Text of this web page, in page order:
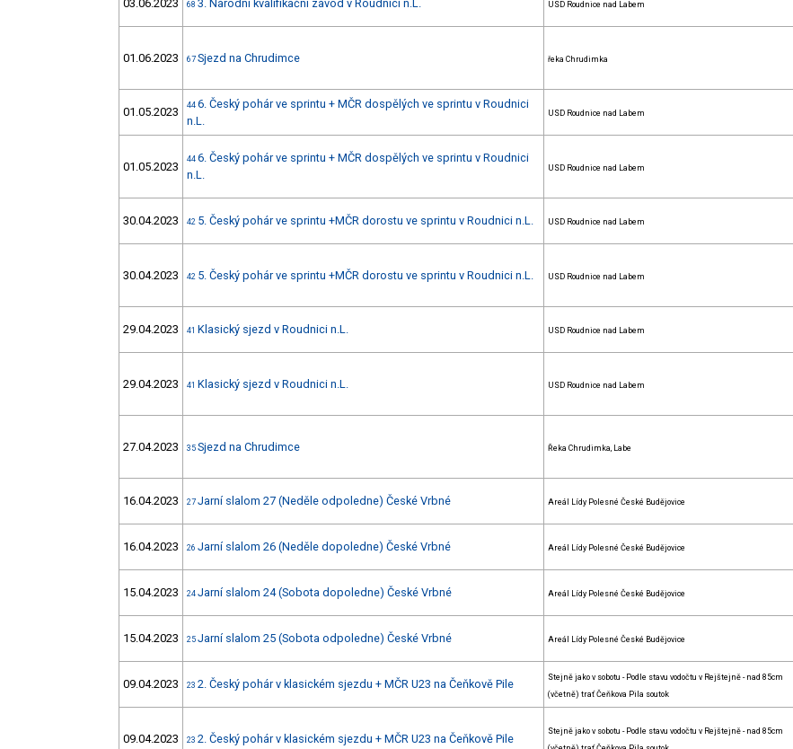
03.06.2023 68 3. Národní kvalifikační závod v Roudnici n.L. USD Roudnice nad Labem
01.06.2023 67 Sjezd na Chrudimce řeka Chrudimka
01.05.2023 44 6. Český pohár ve sprintu + MČR dospělých ve sprintu v Roudnici
n.L.
USD Roudnice nad Labem
01.05.2023
44 6. Český pohár ve sprintu + MČR dospělých ve sprintu v Roudnici
n.L.
USD Roudnice nad Labem
30.04.2023 42 5. Český pohár ve sprintu +MČR dorostu ve sprintu v Roudnici n.L. USD Roudnice nad Labem
30.04.2023 42 5. Český pohár ve sprintu +MČR dorostu ve sprintu v Roudnici n.L. USD Roudnice nad Labem
29.04.2023 41 Klasický sjezd v Roudnici n.L. USD Roudnice nad Labem
29.04.2023 41 Klasický sjezd v Roudnici n.L. USD Roudnice nad Labem
27.04.2023 35 Sjezd na Chrudimce Řeka Chrudimka, Labe
16.04.2023 27 Jarní slalom 27 (Neděle odpoledne) České Vrbné Areál Lídy Polesné České Budějovice
16.04.2023 26 Jarní slalom 26 (Neděle dopoledne) České Vrbné Areál Lídy Polesné České Budějovice
15.04.2023 24 Jarní slalom 24 (Sobota dopoledne) České Vrbné Areál Lídy Polesné České Budějovice
15.04.2023 25 Jarní slalom 25 (Sobota odpoledne) České Vrbné Areál Lídy Polesné České Budějovice
09.04.2023 23 2. Český pohár v klasickém sjezdu + MČR U23 na Čeňkově Pile
Stejně jako v sobotu - Podle stavu vodočtu v Rejštejně - nad 85cm
(včetně) trať Čeňkova Pila soutok
09.04.2023 23 2. Český pohár v klasickém sjezdu + MČR U23 na Čeňkově Pile
Stejně jako v sobotu - Podle stavu vodočtu v Rejštejně - nad 85cm